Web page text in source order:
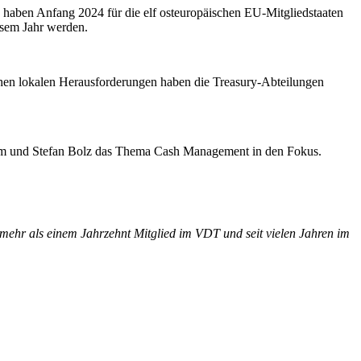
Anfang 2024 für die elf osteuropäischen EU-Mitgliedstaaten
Jahr werden.
lokalen Herausforderungen haben die Treasury-Abteilungen
Stefan Bolz das Thema Cash Management in den Fokus.
als einem Jahrzehnt Mitglied im VDT und seit vielen Jahren im